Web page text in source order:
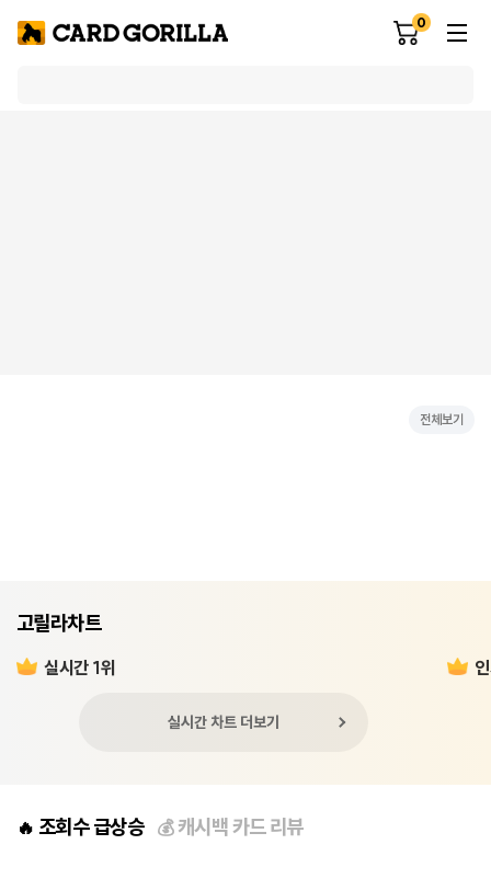
0
전체보기
고릴라차트
실시간 1위
실시간 차트 더보기
🔥 조회수 급상승 💰캐시백 카드 리뷰